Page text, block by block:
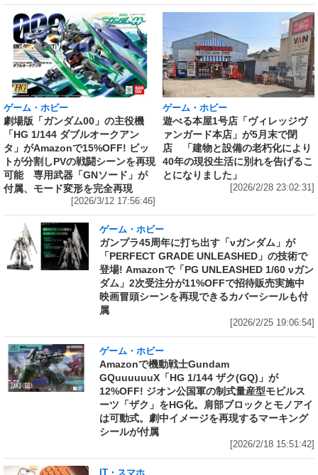
ゲーム・ホビー
劇場版「ガンダム00」の主役機
「HG 1/144 ダブルオークアン
タ」がAmazonで15%OFF! ビッ
トが分割しPVの戦闘シーンを再現
可能 専用武器「GNソード」が
付属、モード変形を完全再現
[2026/3/12 17:56:46]
ゲーム・ホビー
遊べる本屋1号店「ヴィレッジヴ
ァンガード本店」が5月末で閉
店 「建物と設備の老朽化により
40年の現役生活に別れを告げるこ
とになりました」
[2026/2/28 23:02:31]
ゲーム・ホビー
ガンプラ45周年に打ち出す「νガンダム」が
「PERFECT GRADE UNLEASHED」の技術で
登場! Amazonで「PG UNLEASHED 1/60 νガン
ダム」2次受注分が11%OFFで招待販売実施中
映画冒頭シーンを再現できるカバーシールも付
属
[2026/2/25 19:06:54]
ゲーム・ホビー
Amazonで機動戦士Gundam
GQuuuuuuX「HG 1/144 ザク(GQ)」が
12%OFF! ジオン公国軍の制式量産型モビルス
ーツ「ザク」をHG化。肩部ブロックとモノアイ
は可動式。劇中イメージを再現するマーキング
シールが付属
[2026/2/18 15:51:42]
IT・スマホ